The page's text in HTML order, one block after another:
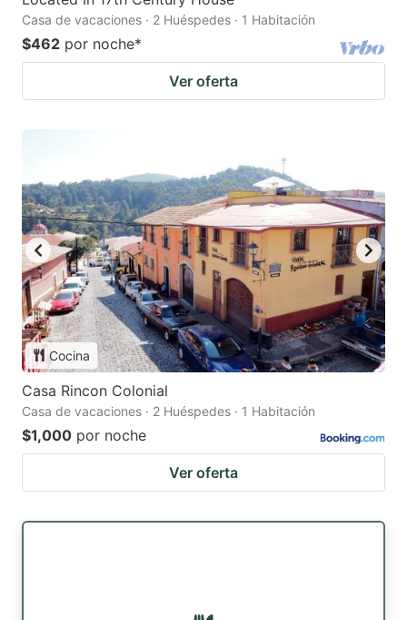
Casa de vacaciones · 2 Huéspedes · 1 Habitación
$462 por noche*
Ver oferta
Cocina
Casa Rincon Colonial
Casa de vacaciones · 2 Huéspedes · 1 Habitación
$1,000 por noche
Ver oferta